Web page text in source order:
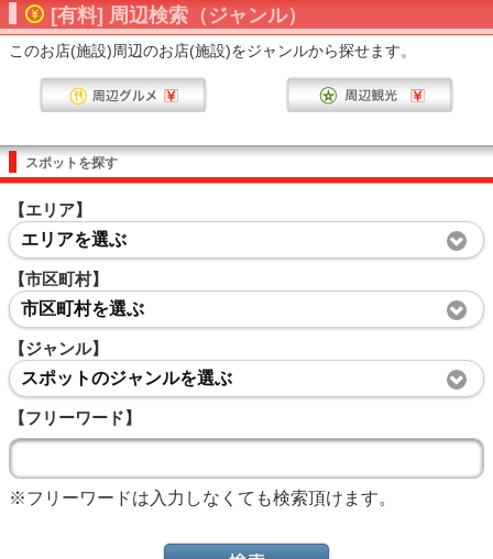
[有料] 周辺検索（ジャンル）
このお店(施設)周辺のお店(施設)をジャンルから探せます。
スポットを探す
【エリア】
エリアを選ぶ
【市区町村】
市区町村を選ぶ
【ジャンル】
スポットのジャンルを選ぶ
【フリーワード】
※フリーワードは入力しなくても検索頂けます。